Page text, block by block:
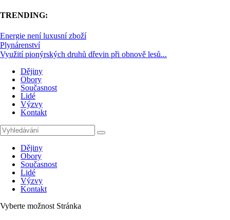
TRENDING:
Energie není luxusní zboží
Plynárenství
Využití pionýrských druhů dřevin při obnově lesů...
Dějiny
Obory
Současnost
Lidé
Výzvy
Kontakt
Dějiny
Obory
Současnost
Lidé
Výzvy
Kontakt
Vyberte možnost Stránka